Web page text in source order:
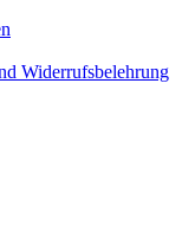
Widerrufsbelehrung